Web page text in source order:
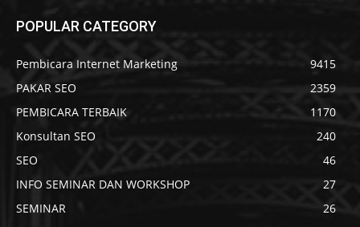
POPULAR CATEGORY
Pembicara Internet Marketing
9415
PAKAR SEO
2359
PEMBICARA TERBAIK
1170
Konsultan SEO
240
SEO
46
INFO SEMINAR DAN WORKSHOP
27
SEMINAR
26